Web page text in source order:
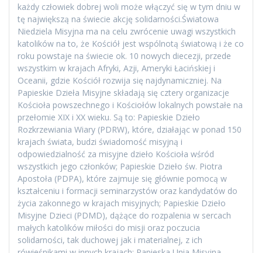
każdy człowiek dobrej woli może włączyć się w tym dniu w
tę największą na świecie akcję solidarności.Światowa
Niedziela Misyjna ma na celu zwrócenie uwagi wszystkich
katolików na to, że Kościół jest wspólnotą światową i że co
roku powstaje na świecie ok. 10 nowych diecezji, przede
wszystkim w krajach Afryki, Azji, Ameryki Łacińskiej i
Oceanii, gdzie Kościół rozwija się najdynamiczniej. Na
Papieskie Dzieła Misyjne składają się cztery organizacje
Kościoła powszechnego i Kościołów lokalnych powstałe na
przełomie XIX i XX wieku. Są to: Papieskie Dzieło
Rozkrzewiania Wiary (PDRW), które, działając w ponad 150
krajach świata, budzi świadomość misyjną i
odpowiedzialność za misyjne dzieło Kościoła wśród
wszystkich jego członków; Papieskie Dzieło św. Piotra
Apostoła (PDPA), które zajmuje się głównie pomocą w
kształceniu i formacji seminarzystów oraz kandydatów do
życia zakonnego w krajach misyjnych; Papieskie Dzieło
Misyjne Dzieci (PDMD), dążące do rozpalenia w sercach
małych katolików miłości do misji oraz poczucia
solidarności, tak duchowej jak i materialnej, z ich